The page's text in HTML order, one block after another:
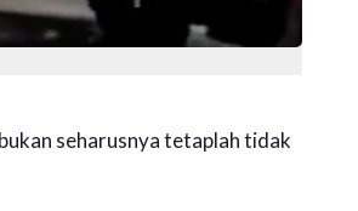
seharusnya tetaplah tidak